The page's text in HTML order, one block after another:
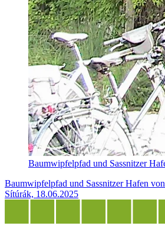
Baumwipfelpfad und Sassnitzer
Baumwipfelpfad und Sassnitzer Hafen
Sítúrák, 18.06.2025